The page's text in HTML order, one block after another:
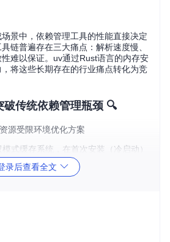
景中，依赖管理工具的性能直接决定
链普遍存在三大痛点：解析速度慢、
难以保证。uv通过Rust语言的内存安
将这些长期存在的行业痛点转化为竞
传统依赖管理瓶颈 🔍
源受限环境优化方案
式缓存系统，在首次安装（冷启动）
景下均实现性能突破。冷启动时通过
析，热启动则利用内存缓存实现亚秒
录后查看全文